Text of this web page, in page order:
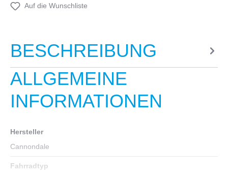
Auf die Wunschliste
BESCHREIBUNG
ALLGEMEINE
INFORMATIONEN
Hersteller
Cannondale
Fahrradtyp